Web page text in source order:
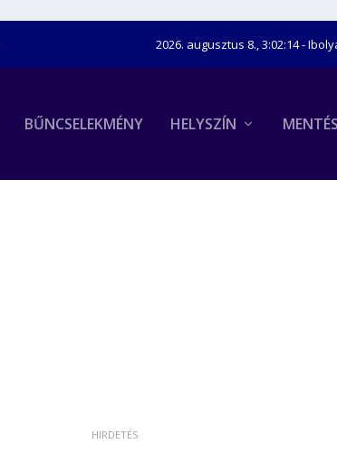
2026. augusztus 8., 3:02:15-
BŰNCSELEKMÉNY HELYSZÍN MENTÉS